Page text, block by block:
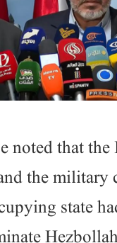
noted that
the military
state